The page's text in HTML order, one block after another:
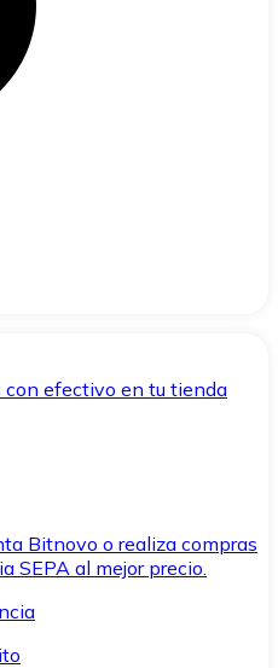
con efectivo en tu tienda
Bitnovo o realiza compras
SEPA al mejor precio.